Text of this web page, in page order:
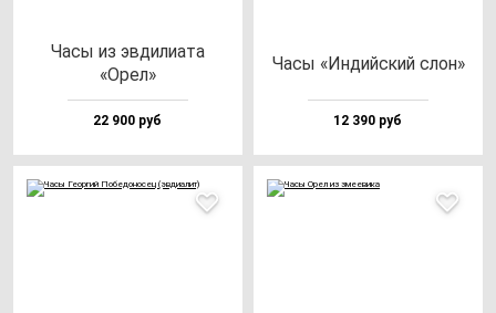
Часы из эв­ди­ли­ата
«Орел»
22 900 руб
Часы «Индий­ский слон»
12 390 руб